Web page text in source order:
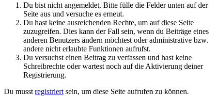
Du bist nicht angemeldet. Bitte fülle die Felder unten auf der
Seite aus und versuche es erneut.
Du hast keine ausreichenden Rechte, um auf diese Seite
zuzugreifen. Dies kann der Fall sein, wenn du Beiträge eines
anderen Benutzers ändern möchtest oder administrative bzw.
andere nicht erlaubte Funktionen aufrufst.
Du versuchst einen Beitrag zu verfassen und hast keine
Schreibrechte oder wartest noch auf die Aktivierung deiner
Registrierung.
Du musst registriert sein, um diese Seite aufrufen zu können.